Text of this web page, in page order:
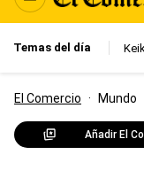
Temas del día
El Comercio · Mundo
Añadir El